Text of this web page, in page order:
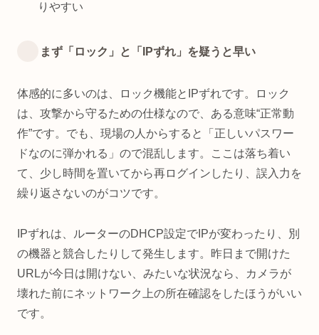
りやすい
まず「ロック」と「IPずれ」を疑うと早い
体感的に多いのは、ロック機能とIPずれです。ロック
は、攻撃から守るための仕様なので、ある意味“正常動
作”です。でも、現場の人からすると「正しいパスワー
ドなのに弾かれる」ので混乱します。ここは落ち着い
て、少し時間を置いてから再ログインしたり、誤入力を
繰り返さないのがコツです。
IPずれは、ルーターのDHCP設定でIPが変わったり、別
の機器と競合したりして発生します。昨日まで開けた
URLが今日は開けない、みたいな状況なら、カメラが
壊れた前にネットワーク上の所在確認をしたほうがいい
です。